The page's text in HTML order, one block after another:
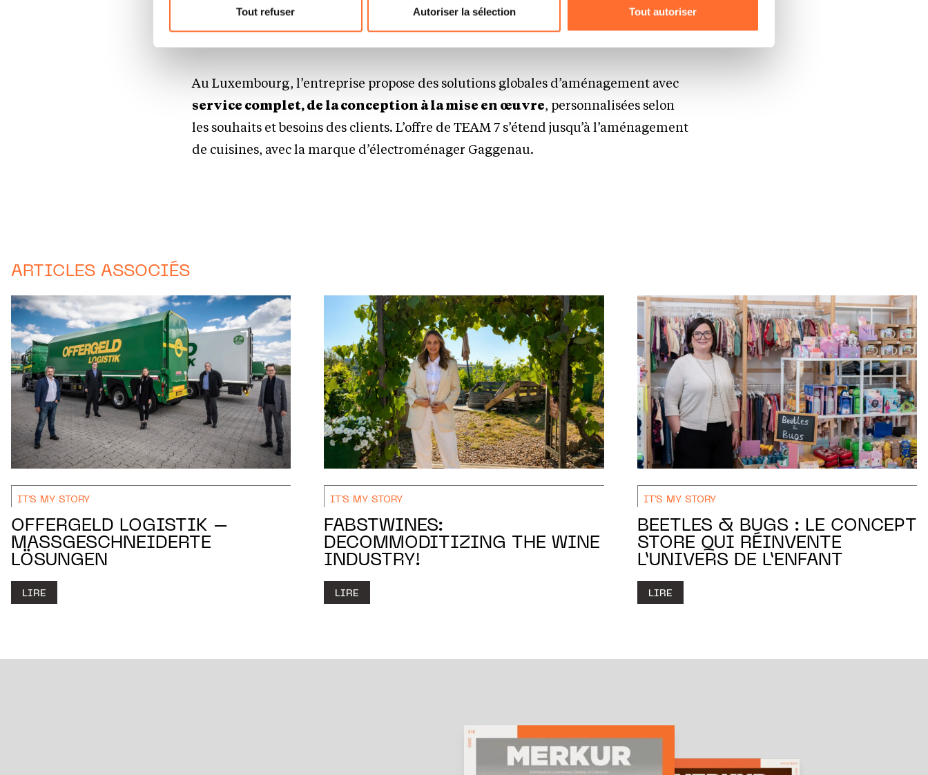
Pour de plus amples informations sur la manière dont nous utilisons lescookies et sommes amenés à traiter vos données
Tout refuser Autoriser la sélection Tout autoriser
Le mobilier Team 7 est conçu sur mesure dans un choix de bois issus de forêts gérées
Au Luxembourg, l’entreprise propose des solutions globales d’aménagement avec
service complet, de la conception à la mise en œuvre, personnalisées selon
les souhaits et besoins des clients. L’offre de TEAM 7 s’étend jusqu’à l’aménagement
de cuisines, avec la marque d’électroménager Gaggenau.
ARTICLES ASSOCIÉS
IT'S MY STORY
OFFERGELD LOGISTIK –
MASSGESCHNEIDERTE L
ÖSUNGEN
LIRE
IT'S MY STORY
FABSTWINES:
DECOMMODITIZING THE WINE
INDUSTRY!
LIRE
IT'S MY STORY
BEETLES & BUGS : LE CONCEPT
STORE QUI RÉINVENTE
L’UNIVERS DE L’ENFANT
LIRE